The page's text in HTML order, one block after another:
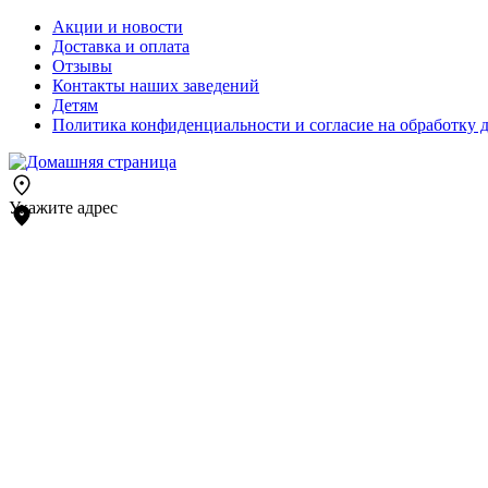
Акции и новости
Доставка и оплата
Отзывы
Контакты наших заведений
Детям
Политика конфиденциальности и согласие на обработку
Укажите адрес